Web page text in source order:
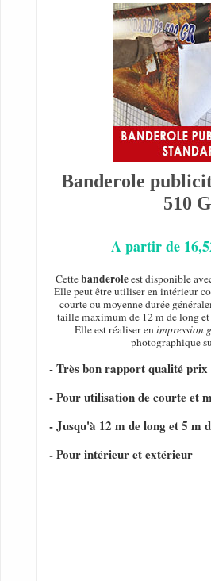
Banderole
510
A partir de
Cettebanderoleest disponible
Elle peut être utiliser en intérieur
courte ou moyenne durée
taille maximum de 12 m de long et
Elle est réaliser enimpression
photographique
- Très bon rapport qualité prix
- Pour utilisation de courte et
- Jusqu'à 12 m de long et 5 m
- Pour intérieur et extérieur